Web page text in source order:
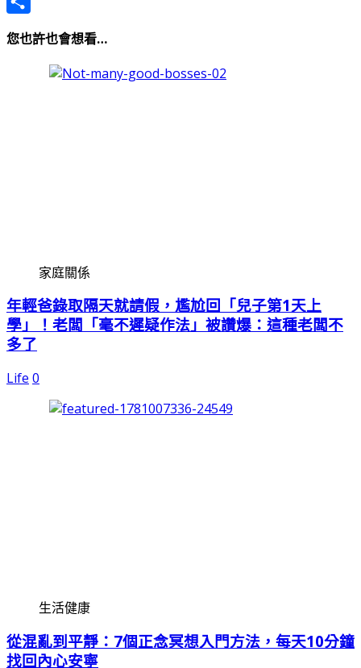
您也許也會想看…
家庭關係
年輕爸錄取隔天就請假，尷尬回「兒子第1天上
學」！老闆「毫不遲疑作法」被讚爆：這種老闆不
多了
Life 0
生活健康
從混亂到平靜：7個正念冥想入門方法，每天10分鐘
找回內心安寧